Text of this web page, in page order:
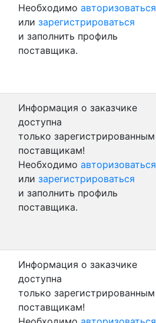
Необходимо авторизоваться
или зарегистрироваться
и заполнить профиль
поставщика.
Информация о заказчике
доступна
только зарегистрированным
поставщикам!
Необходимо авторизоваться
или зарегистрироваться
и заполнить профиль
поставщика.
Информация о заказчике
доступна
только зарегистрированным
поставщикам!